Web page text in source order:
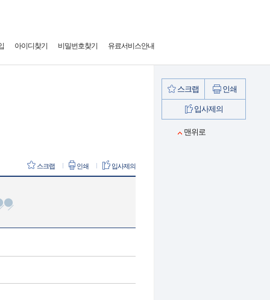
아이디찾기 비밀번호찾기 유료서비스안내
스크랩 인쇄 입사제의
스크랩 인쇄
입사제의
맨위로